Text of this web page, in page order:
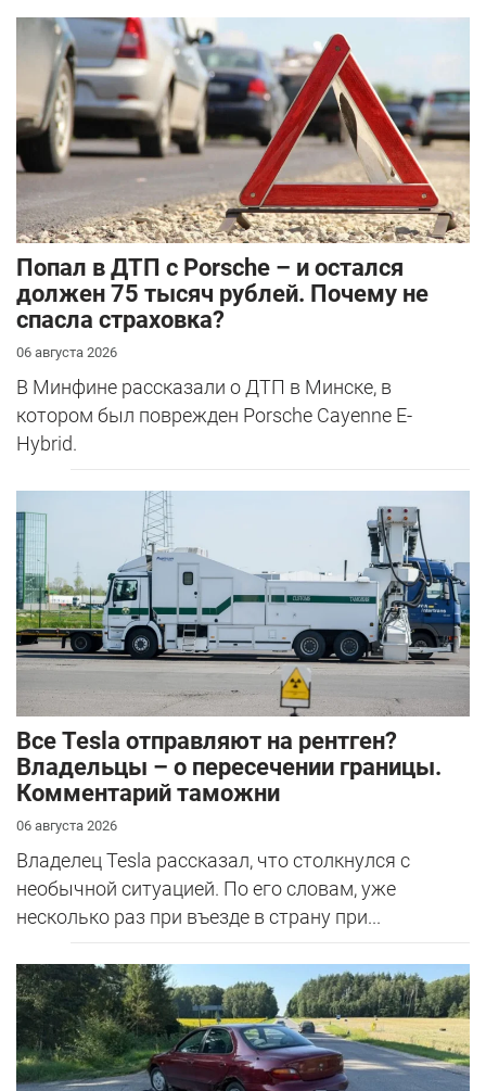
​Попал в ДТП с Porsche – и остался
должен 75 тысяч рублей. Почему не
спасла страховка?
06 августа 2026
В Минфине рассказали о ДТП в Минске, в
котором был поврежден Porsche Cayenne E-
Hybrid.
Все Tesla отправляют на рентген?
Владельцы – о пересечении границы.
Комментарий таможни
06 августа 2026
Владелец Tesla рассказал, что столкнулся с
необычной ситуацией. По его словам, уже
несколько раз при въезде в страну при...